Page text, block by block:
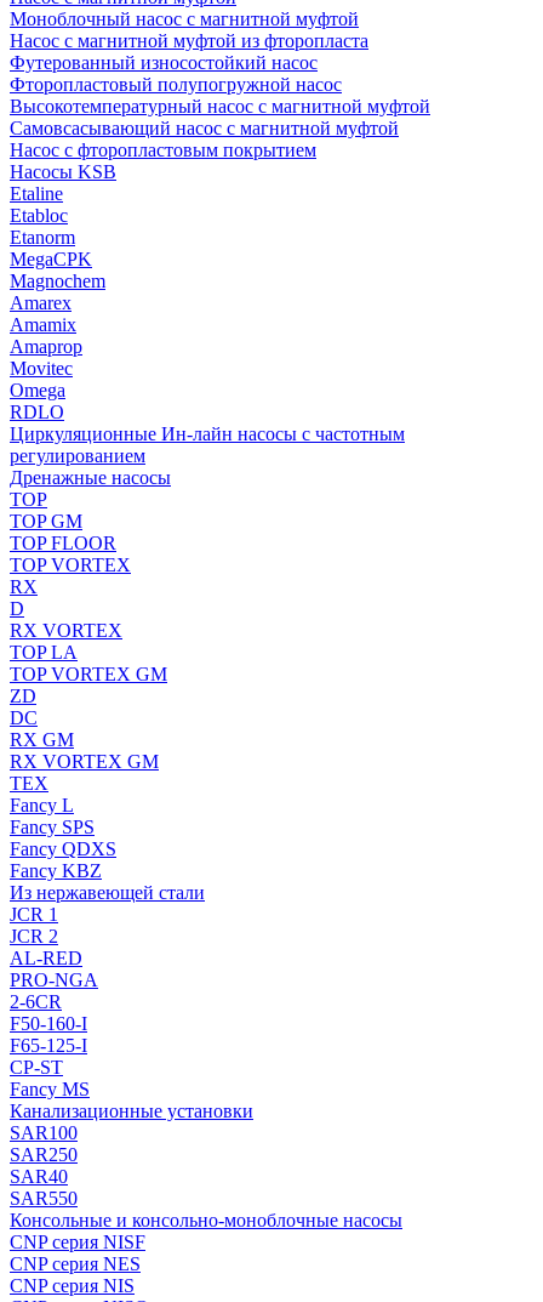
Моноблочный насос с магнитной муфтой
Насос с магнитной муфтой из фторопласта
Футерованный износостойкий насос
Фторопластовый полупогружной насос
Высокотемпературный насос с магнитной муфтой
Самовсасывающий насос с магнитной муфтой
Насос с фторопластовым покрытием
Насосы KSB
Etaline
Etabloc
Etanorm
MegaCPK
Magnochem
Amarex
Amamix
Amaprop
Movitec
Omega
RDLO
Циркуляционные Ин-лайн насосы с частотным
регулированием
Дренажные насосы
TOP
TOP GM
TOP FLOOR
TOP VORTEX
RX
D
RX VORTEX
TOP LA
TOP VORTEX GM
ZD
DC
RX GM
RX VORTEX GM
TEX
Fancy L
Fancy SPS
Fancy QDXS
Fancy KBZ
Из нержавеющей стали
JCR 1
JCR 2
AL-RED
PRO-NGA
2-6CR
F50-160-I
F65-125-I
CP-ST
Fancy MS
Канализационные установки
SAR100
SAR250
SAR40
SAR550
Консольные и консольно-моноблочные насосы
CNP серия NISF
CNP серия NES
CNP серия NIS